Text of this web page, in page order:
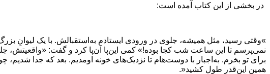
در بخشی از این کتاب آمده است:
«وقتی رسید، مثل همیشه، جلوی در ورودی ایستادم به‌استقبالش. با یک لیوانِ
نمی‌پرسم تا این ساعت شب کجا بوده!» کمی این‌پا آن‌پا کرد و گفت: «واقعیتش،
برای تو بخرم. به‌اجبار با دوست‌هام تا نزدیک‌های خونه اومدیم. بعد که جدا شدیم،
همین این‌قدر طول کشید.»